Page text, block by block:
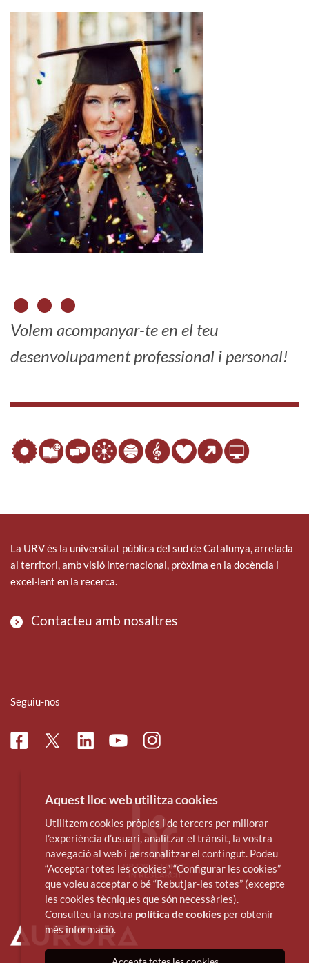
Volem acompanyar-te en el teu
desenvolupament professional i personal!
La URV és la universitat pública del sud de Catalunya, arrelada
al territori, amb visió internacional, pròxima en la docència i
excel·lent en la recerca.
Contacteu amb nosaltres
Seguiu-nos
FacebookTwitterLinkedinYoutubeInstagram
Aquest lloc web utilitza cookies
Utilitzem cookies pròpies i de tercers per millorar
l’experiència d’usuari, analitzar el trànsit, la vostra
navegació al web i personalitzar el contingut. Podeu
“Acceptar totes les cookies”, “Configurar les cookies”
que voleu acceptar o bé “Rebutjar-les totes” (excepte
les cookies tècniques que són necessàries).
Consulteu la nostra política de cookies per obtenir
més informació.